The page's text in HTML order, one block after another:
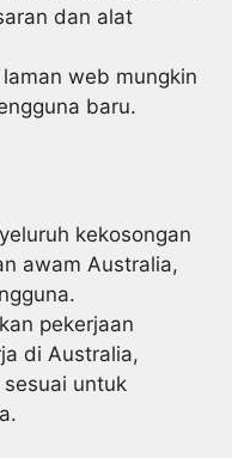
dan alat
web mungkin
baru.
kekosongan
awam Australia,
pekerjaan
di Australia,
untuk